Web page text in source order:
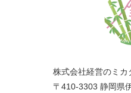
株式会社経営のミカ
〒410-3303 静岡県